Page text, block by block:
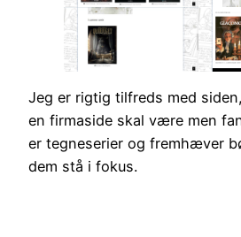
Jeg er rigtig tilfreds med
en firmaside skal være men
er tegneserier og fremhæver
dem stå i fokus.